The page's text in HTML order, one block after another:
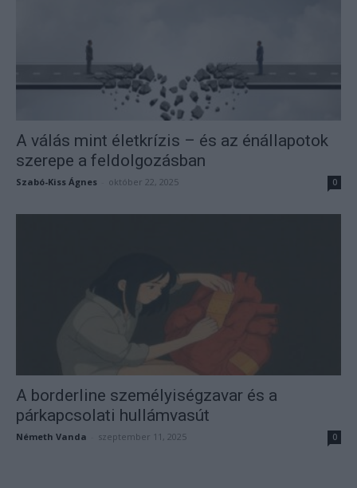
A válás mint életkrízis – és az énállapotok
szerepe a feldolgozásban
Szabó-Kiss Ágnes október 22, 2025 0
A borderline személyiségzavar és a
párkapcsolati hullámvasút
Németh Vanda szeptember 11, 2025 0